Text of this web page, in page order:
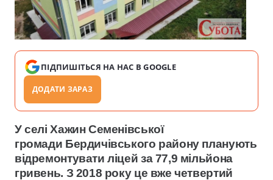
ПІДПИШІТЬСЯ НА НАС В GOOGLE
ДОДАТИ ЗАРАЗ
У селі Хажин Семенівської
громади Бердичівського району планують
відремонтувати ліцей за 77,9 мільйона
гривень. З 2018 року це вже четвертий